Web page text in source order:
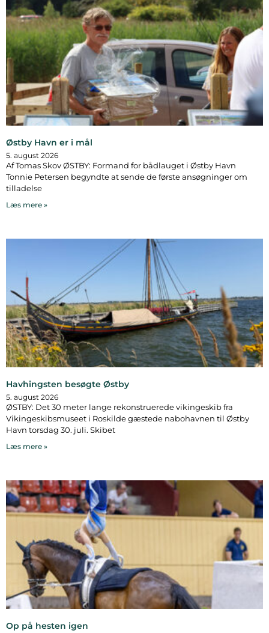
Østby Havn er i mål
5. august 2026
Af Tomas Skov ØSTBY: Formand for bådlauget i Østby Havn
Tonnie Petersen begyndte at sende de første ansøgninger om
tilladelse
Læs mere »
Havhingsten besøgte Østby
5. august 2026
ØSTBY: Det 30 meter lange rekonstruerede vikingeskib fra
Vikingeskibsmuseet i Roskilde gæstede nabohavnen til Østby
Havn torsdag 30. juli. Skibet
Læs mere »
Op på hesten igen